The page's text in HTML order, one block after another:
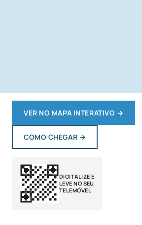
VER NO MAPA INTERATIVO →
COMO CHEGAR →
DIGITALIZE E
LEVE NO SEU
TELEMÓVEL